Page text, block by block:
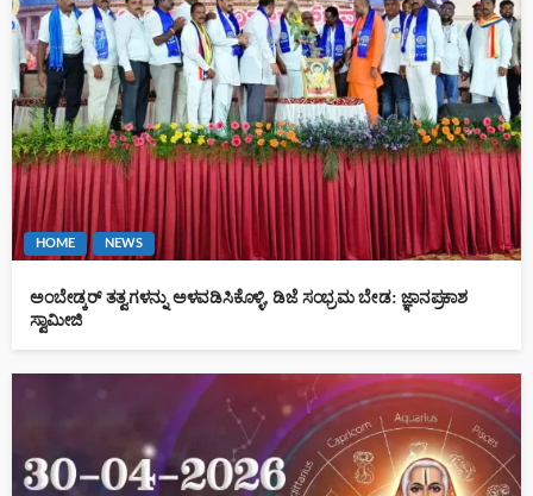
HOME NEWS
ಅಂಬೇಡ್ಕರ್ ತತ್ವಗಳನ್ನು ಅಳವಡಿಸಿಕೊಳ್ಳಿ, ಡಿಜೆ ಸಂಭ್ರಮ ಬೇಡ: ಜ್ಞಾನಪ್ರಕಾಶ
ಸ್ವಾಮೀಜಿ